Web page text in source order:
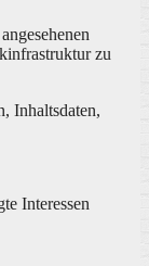
zu
Inhaltsdaten,
Interessen